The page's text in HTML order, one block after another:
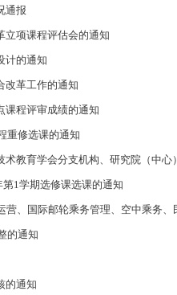
通报
立项课程评估会的通知
计的通知
改革工作的通知
课程评审成绩的通知
重修选课的通知
术教育学会分支机构、研究院（中心
1学期选修课选课的通知
营、国际邮轮乘务管理、空中乘务
的通知
的通知